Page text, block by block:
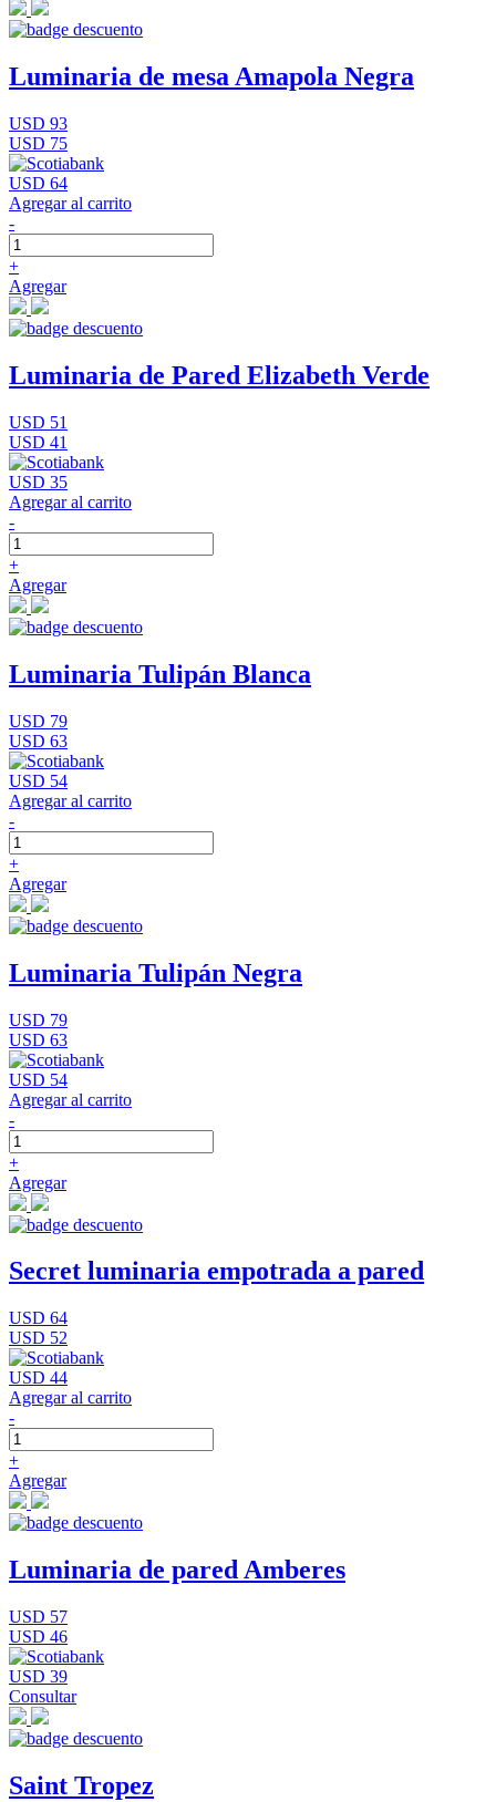
Luminaria de mesa Amapola Negra
USD 93
USD 75
USD 64
Agregar al carrito
-
+
Agregar
Luminaria de Pared Elizabeth Verde
USD 51
USD 41
USD 35
Agregar al carrito
-
+
Agregar
Luminaria Tulipán Blanca
USD 79
USD 63
USD 54
Agregar al carrito
-
+
Agregar
Luminaria Tulipán Negra
USD 79
USD 63
USD 54
Agregar al carrito
-
+
Agregar
Secret luminaria empotrada a pared
USD 64
USD 52
USD 44
Agregar al carrito
-
+
Agregar
Luminaria de pared Amberes
USD 57
USD 46
USD 39
Consultar
Saint Tropez